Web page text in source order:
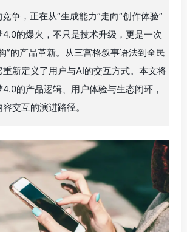
争，正在从“生成能力”走向“创作体验”
4.0的爆火，不只是技术升级，更是一次
”的产品革新。从三宫格叙事语法到全民
新定义了用户与AI的交互方式。本文将
的产品逻辑、用户体验与生态闭环，
交互的演进路径。